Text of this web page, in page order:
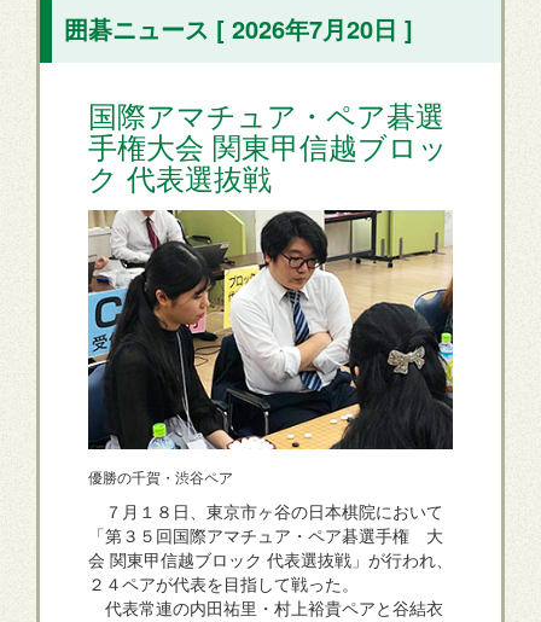
囲碁ニュース [ 2026年7月20日 ]
国際アマチュア・ペア碁選
手権大会 関東甲信越ブロッ
ク 代表選抜戦
優勝の千賀・渋谷ペア
７月１８日、東京市ヶ谷の日本棋院において
「第３５回国際アマチュア・ペア碁選手権 大
会 関東甲信越ブロック 代表選抜戦」が行われ、
２４ペアが代表を目指して戦った。
代表常連の内田祐里・村上裕貴ペアと谷結衣